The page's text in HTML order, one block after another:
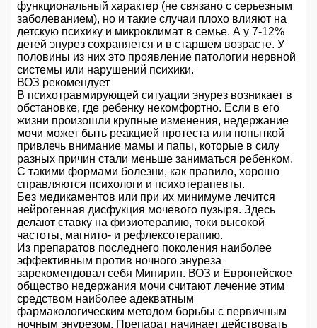
функциональный характер (не связано с серьезным
заболеванием), но и такие случаи плохо влияют на
детскую психику и микроклимат в семье. А у 7-12%
детей энурез сохраняется и в старшем возрасте. У
половины из них это проявление патологии нервной
системы или нарушений психики.
ВОЗ рекомендует
В психотравмирующей ситуации энурез возникает в
обстановке, где ребенку некомфортно. Если в его
жизни произошли крупные изменения, недержание
мочи может быть реакцией протеста или попыткой
привлечь внимание мамы и папы, которые в силу
разных причин стали меньше заниматься ребенком.
С такими формами болезни, как правило, хорошо
справляются психологи и психотерапевты.
Без медикаментов или при их минимуме лечится
нейрогенная дисфукция мочевого пузыря. Здесь
делают ставку на физиотерапию, токи высокой
частоты, магнито- и рефлексотерапию.
Из препаратов последнего поколения наиболее
эффективным против ночного энуреза
зарекомендовал себя Минирин. ВОЗ и Европейское
общество недержания мочи считают лечение этим
средством наиболее адекватным
фармакологическим методом борьбы с первичным
ночным энурезом. Препарат начинает действовать